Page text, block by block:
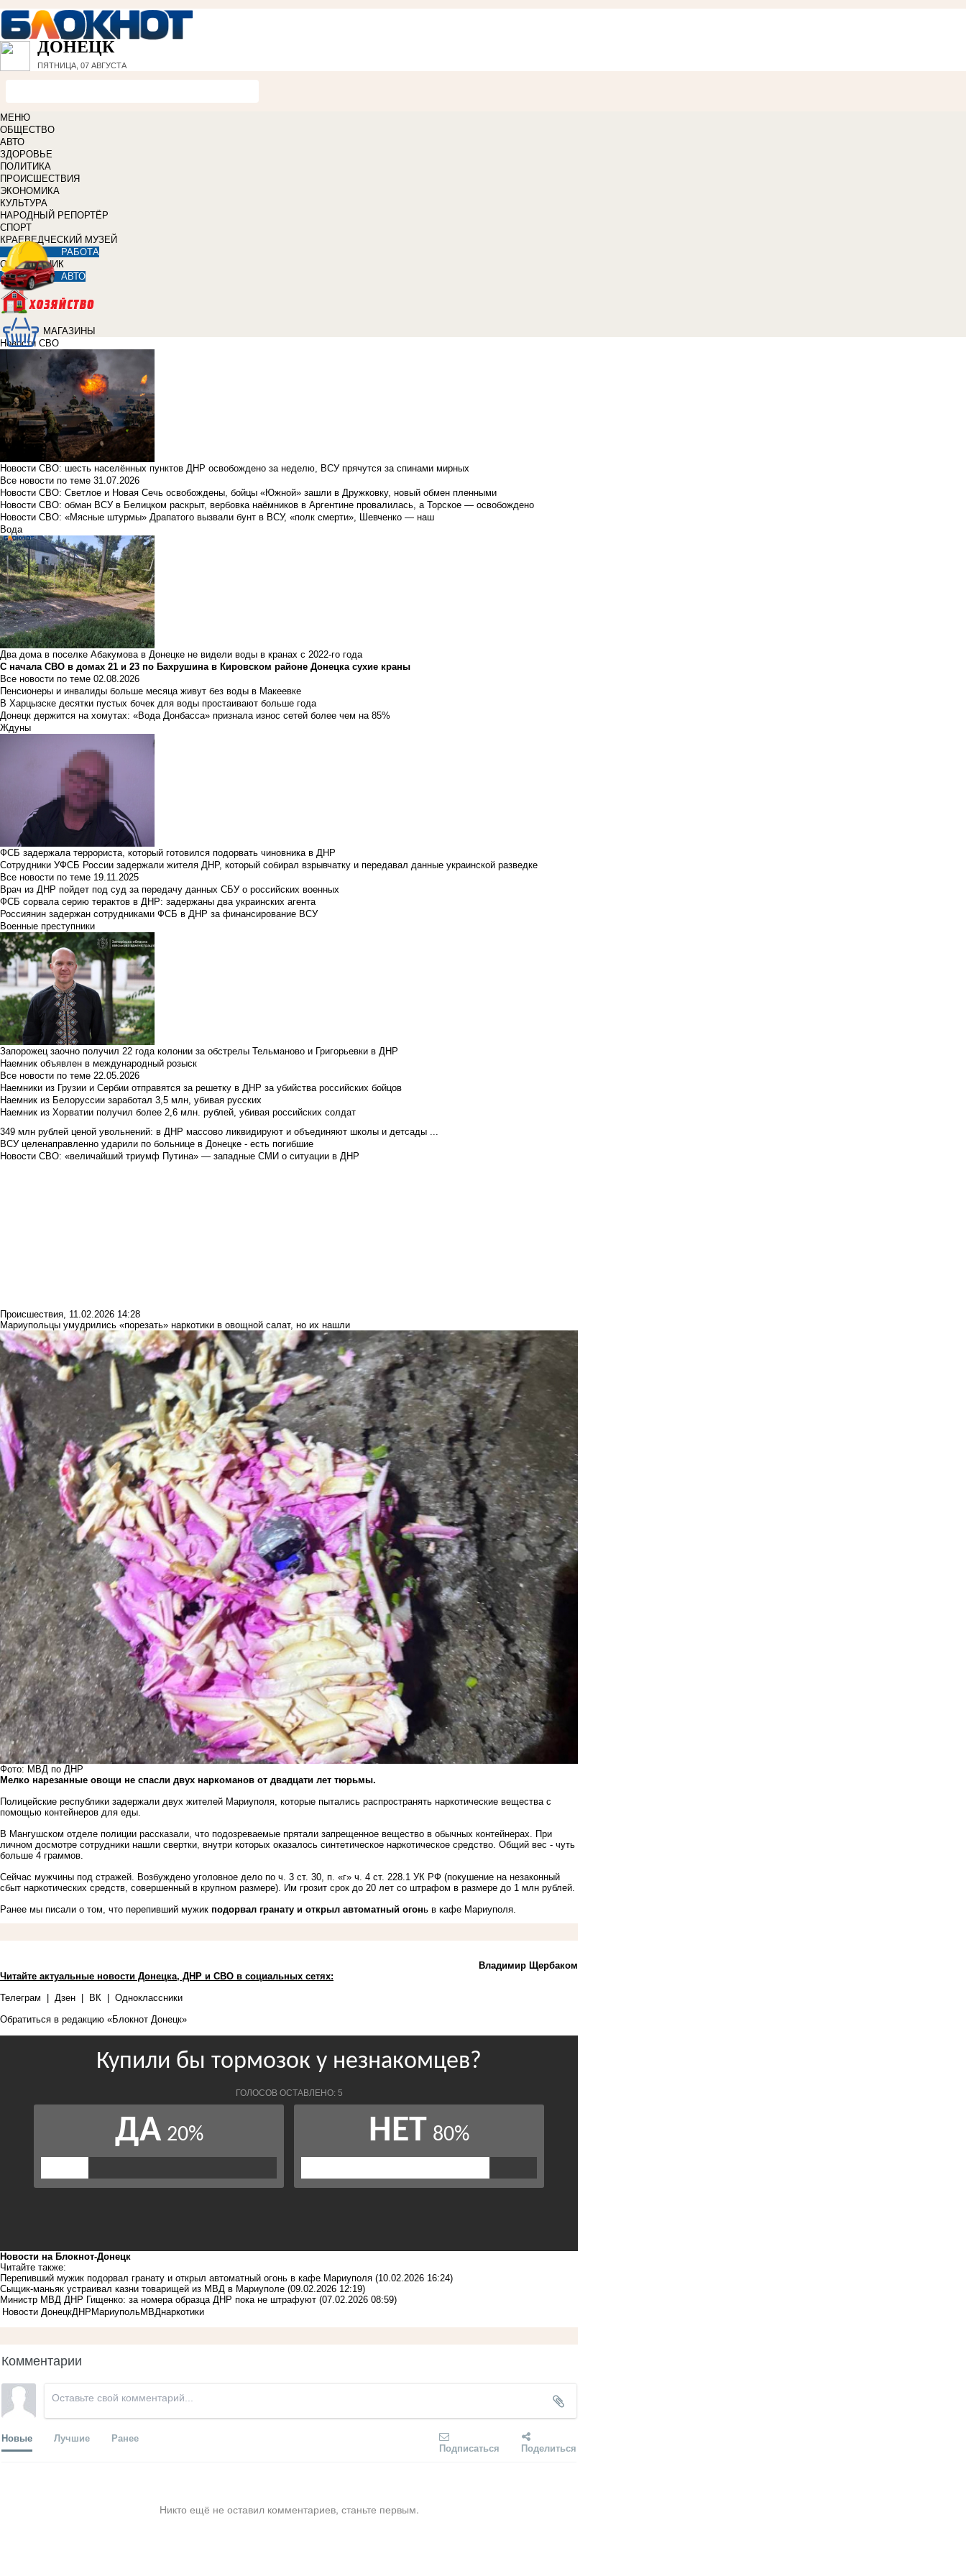
ДОНЕЦК
ПЯТНИЦА, 07 АВГУСТА
МЕНЮ
ОБЩЕСТВО
АВТО
ЗДОРОВЬЕ
ПОЛИТИКА
ПРОИСШЕСТВИЯ
ЭКОНОМИКА
КУЛЬТУРА
НАРОДНЫЙ РЕПОРТЁР
СПОРТ
КРАЕВЕДЧЕСКИЙ МУЗЕЙ
РАБОТА
СПРАВОЧНИК
АВТО
МАГАЗИНЫ
Новости СВО
Новости СВО: шесть населённых пунктов ДНР освобождено за неделю, ВСУ прячутся за спинами мирных
Все новости по теме 31.07.2026
Новости СВО: Светлое и Новая Сечь освобождены, бойцы «Южной» зашли в Дружковку, новый обмен пленными
Новости СВО: обман ВСУ в Белицком раскрыт, вербовка наёмников в Аргентине провалилась, а Торское — освобождено
Новости СВО: «Мясные штурмы» Драпатого вызвали бунт в ВСУ, «полк смерти», Шевченко — наш
Вода
Два дома в поселке Абакумова в Донецке не видели воды в кранах с 2022-го года
С начала СВО в домах 21 и 23 по Бахрушина в Кировском районе Донецка сухие краны
Все новости по теме 02.08.2026
Пенсионеры и инвалиды больше месяца живут без воды в Макеевке
В Харцызске десятки пустых бочек для воды простаивают больше года
Донецк держится на хомутах: «Вода Донбасса» признала износ сетей более чем на 85%
Ждуны
ФСБ задержала террориста, который готовился подорвать чиновника в ДНР
Сотрудники УФСБ России задержали жителя ДНР, который собирал взрывчатку и передавал данные украинской разведке
Все новости по теме 19.11.2025
Врач из ДНР пойдет под суд за передачу данных СБУ о российских военных
ФСБ сорвала серию терактов в ДНР: задержаны два украинских агента
Россиянин задержан сотрудниками ФСБ в ДНР за финансирование ВСУ
Военные преступники
Запорожец заочно получил 22 года колонии за обстрелы Тельманово и Григорьевки в ДНР
Наемник объявлен в международный розыск
Все новости по теме 22.05.2026
Наемники из Грузии и Сербии отправятся за решетку в ДНР за убийства российских бойцов
Наемник из Белоруссии заработал 3,5 млн, убивая русских
Наемник из Хорватии получил более 2,6 млн. рублей, убивая российских солдат
349 млн рублей ценой увольнений: в ДНР массово ликвидируют и объединяют школы и детсады ...
ВСУ целенаправленно ударили по больнице в Донецке - есть погибшие
Новости СВО: «величайший триумф Путина» — западные СМИ о ситуации в ДНР
Происшествия 11.02.2026 14:28
Мариупольцы умудрились «порезать» наркотики в овощной салат, но их нашли
Фото: МВД по ДНР
Мелко нарезанные овощи не спасли двух наркоманов от двадцати лет тюрьмы.
Полицейские республики задержали двух жителей Мариуполя, которые пытались распространять наркотические вещества с
помощью контейнеров для еды.
В Мангушском отделе полиции рассказали, что подозреваемые прятали запрещенное вещество в обычных контейнерах. При
личном досмотре сотрудники нашли свертки, внутри которых оказалось синтетическое наркотическое средство. Общий вес - чуть
больше 4 граммов.
Сейчас мужчины под стражей. Возбуждено уголовное дело по ч. 3 ст. 30, п. «г» ч. 4 ст. 228.1 УК РФ (покушение на незаконный
сбыт наркотических средств, совершенный в крупном размере). Им грозит срок до 20 лет со штрафом в размере до 1 млн рублей.
Ранее мы писали о том, что перепивший мужик подорвал гранату и открыл автоматный огонь в кафе Мариуполя.
Владимир Щербаком
Читайте актуальные новости Донецка, ДНР и СВО в социальных сетях:
Телеграм
Дзен ВК
Одноклассники
Обратиться в редакцию «Блокнот Донецк»
Новости на Блoкнoт-Донецк
Читайте также:
Перепивший мужик подорвал гранату и открыл автоматный огонь в кафе Мариуполя (10.02.2026 16:24)
Сыщик-маньяк устраивал казни товарищей из МВД в Мариуполе (09.02.2026 12:19)
Министр МВД ДНР Гищенко: за номера образца ДНР пока не штрафуют (07.02.2026 08:59)
Новости ДонецкДНР МариупольМВДнаркотики
Комментарии
Новые Лучшие Ранее
Подписаться Поделиться
Никто ещё не оставил комментариев, станьте первым.